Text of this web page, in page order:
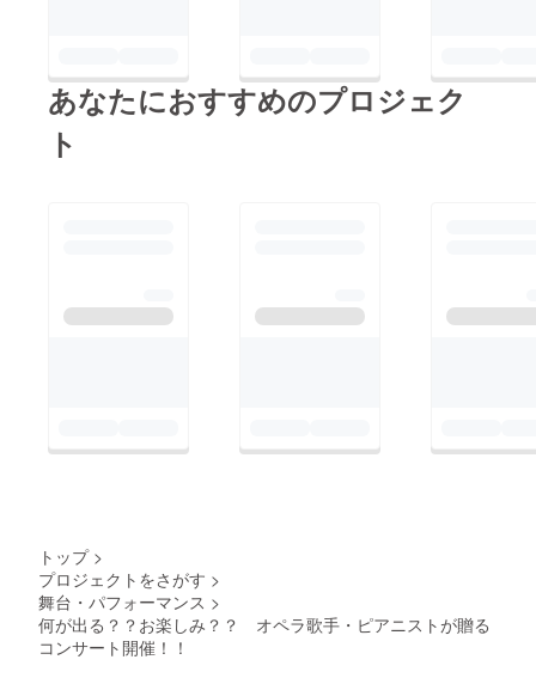
あなたにおすすめのプロジェク
ト
トップ >
プロジェクトをさがす >
舞台・パフォーマンス >
何が出る？？お楽しみ？？ オペラ歌手・ピアニストが贈る
コンサート開催！！